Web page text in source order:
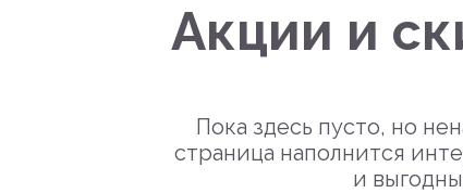
Акции и
Пока здесь пусто, но
страница наполнится
и